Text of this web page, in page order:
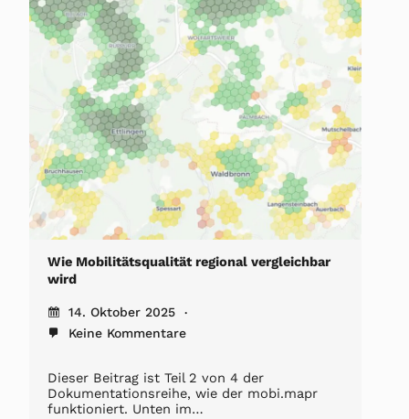
Wie Mobilitätsqualität regional vergleichbar
wird
14. Oktober 2025
Keine Kommentare
Dieser Beitrag ist Teil 2 von 4 der
Dokumentationsreihe, wie der mobi.mapr
funktioniert. Unten im…